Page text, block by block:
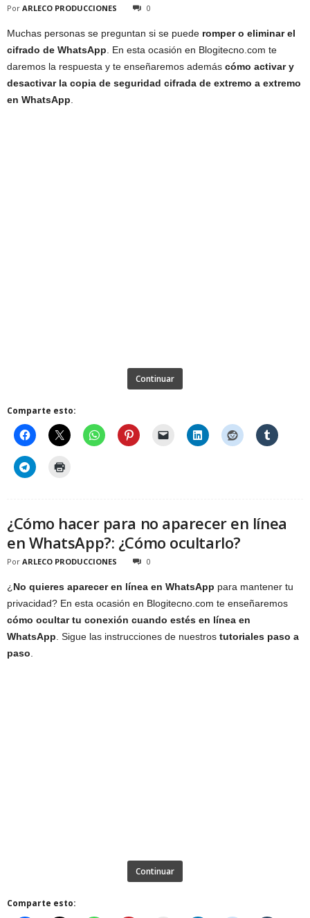
Por ARLECO PRODUCCIONES 0
Muchas personas se preguntan si se puede romper o eliminar el
cifrado de WhatsApp . En esta ocasión en Blogitecno.com te
daremos la respuesta y te enseñaremos además cómo activar y
desactivar la copia de seguridad cifrada de extremo a extremo
en WhatsApp
Continuar
Comparte esto:
¿Cómo hacer para no aparecer en línea
en WhatsApp?: ¿Cómo ocultarlo?
Por ARLECO PRODUCCIONES 0
¿ No quieres aparecer en línea en WhatsApp para mantener tu
privacidad? En esta ocasión en Blogitecno.com te enseñaremos
cómo ocultar tu conexión cuando estés en línea en
WhatsApp . Sigue las instrucciones de nuestros tutoriales paso a
paso
Continuar
Comparte esto: